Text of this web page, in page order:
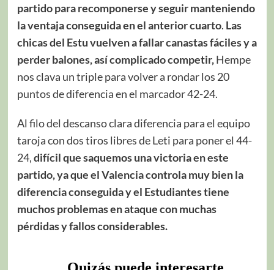
partido para recomponerse y seguir manteniendo
la ventaja conseguida en el anterior cuarto. Las
chicas del Estu vuelven a fallar canastas fáciles y a
perder balones, así complicado competir,Hempe
nos clava un triple para volver a rondar los 20
puntos de diferencia en el marcador 42-24.
Al filo del descanso clara diferencia para el equipo
taroja con dos tiros libres de Leti para poner el 44-
24,difícil que saquemos una victoria en este
partido, ya que el Valencia controla muy bien la
diferencia conseguida y el Estudiantes tiene
muchos problemas en ataque con muchas
pérdidas y fallos considerables.